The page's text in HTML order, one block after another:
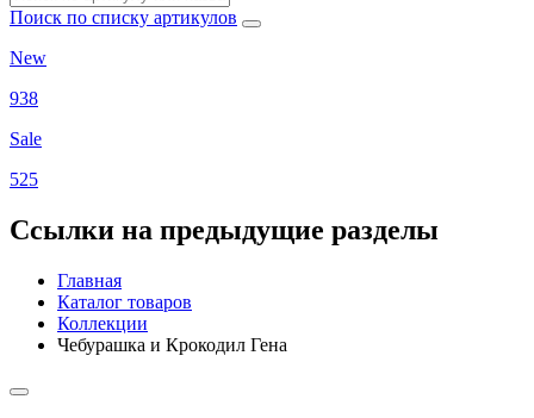
Поиск по списку артикулов
New
938
Sale
525
Ссылки на предыдущие разделы
Главная
Каталог товаров
Коллекции
Чебурашка и Крокодил Гена